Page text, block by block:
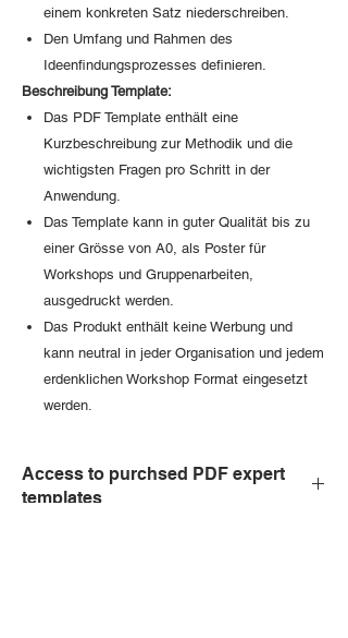
einem konkreten Satz niederschreiben.
Den Umfang und Rahmen des
Ideenfindungsprozesses definieren.
Beschreibung Template:
Das PDF Template enthält eine
Kurzbeschreibung zur Methodik und die
wichtigsten Fragen pro Schritt in der
Anwendung.
Das Template kann in guter Qualität bis zu
einer Grösse von A0, als Poster für
Workshops und Gruppenarbeiten,
ausgedruckt werden.
Das Produkt enthält keine Werbung und
kann neutral in jeder Organisation und jedem
erdenklichen Workshop Format eingesetzt
werden.
Access to purchsed PDF expert
templates